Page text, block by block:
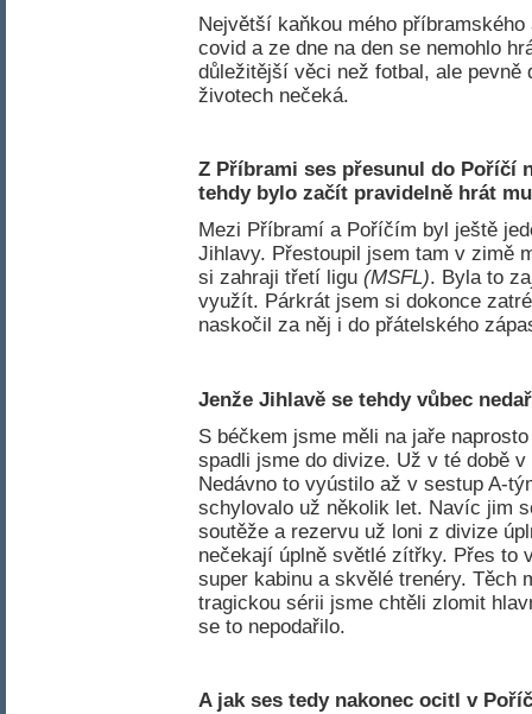
Největší kaňkou mého
covid a ze dne na den se nemohlo
důležitější věci než fotbal, ale pevně
životech nečeká.
Z Příbrami ses přesunul do Poříčí
tehdy bylo začít pravidelně hrát
Mezi Příbramí a Poříčím byl ještě
Jihlavy. Přestoupil jsem tam v zimě
si zahraji třetí ligu (MSFL). Byla to
využít. Párkrát jsem si dokonce
naskočil za něj i do přátelského
Jenže Jihlavě se tehdy vůbec
S béčkem jsme měli na jaře
spadli jsme do divize. Už v té době
Nedávno to vyústilo až v sestup A-
schylovalo už několik let. Navíc jim
soutěže a rezervu už loni z divize
nečekají úplně světlé zítřky. Přes to
super kabinu a skvělé trenéry. Těch
tragickou sérii jsme chtěli zlomit
se to nepodařilo.
A jak ses tedy nakonec ocitl v